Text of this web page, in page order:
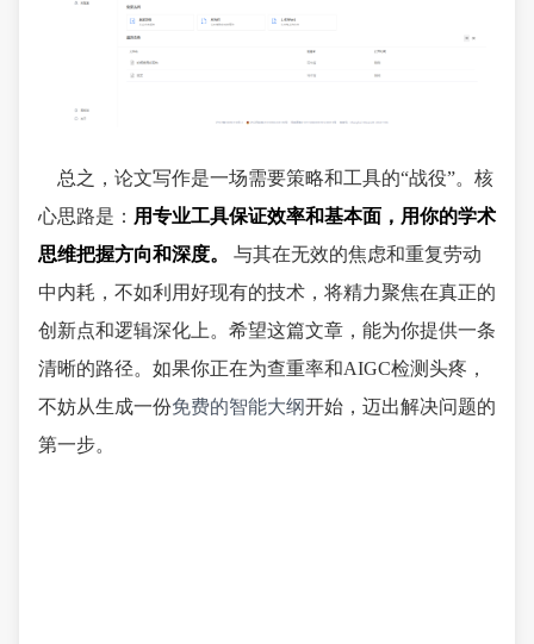
总之，论文写作是一场需要策略和工具的“战役”。核
心思路是： 用专业工具保证效率和基本面，用你的学术
思维把握方向和深度。
与其在无效的焦虑和重复劳动
中内耗，不如利用好现有的技术，将精力聚焦在真正的
创新点和逻辑深化上。希望这篇文章，能为你提供一条
清晰的路径。如果你正在为查重率和AIGC检测头疼，
不妨从生成一份免费的智能大纲开始，迈出解决问题的
第一步。